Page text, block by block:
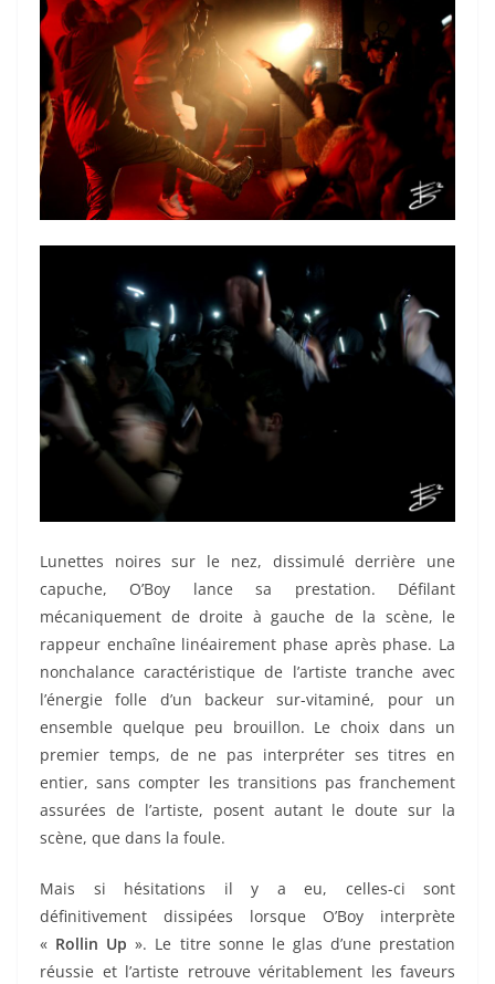
Lunettes noires sur le nez, dissimulé derrière une
capuche, O’Boy lance sa prestation. Défilant
mécaniquement de droite à gauche de la scène, le
rappeur enchaîne linéairement phase après phase. La
nonchalance caractéristique de l’artiste tranche avec
l’énergie folle d’un backeur sur-vitaminé, pour un
ensemble quelque peu brouillon. Le choix dans un
premier temps, de ne pas interpréter ses titres en
entier, sans compter les transitions pas franchement
assurées de l’artiste, posent autant le doute sur la
scène, que dans la foule.
Mais si hésitations il y a eu, celles-ci sont
définitivement dissipées lorsque O’Boy interprète
« Rollin Up ». Le titre sonne le glas d’une prestation
réussie et l’artiste retrouve véritablement les faveurs